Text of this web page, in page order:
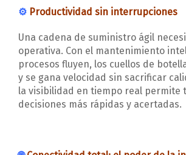
⚙️ Productividad sin interrupciones
Una cadena de suministro ágil
operativa. Con el mantenimiento
procesos fluyen, los cuellos de
y se gana velocidad sin sacrificar
la visibilidad en tiempo real permite
decisiones más rápidas y acertadas.